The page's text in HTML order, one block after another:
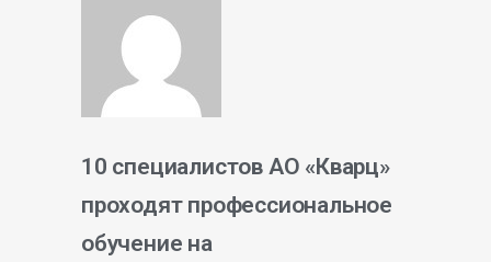
10 специалистов АО «Кварц»
проходят профессиональное
обучение на